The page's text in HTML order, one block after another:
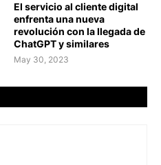
El servicio al cliente digital
enfrenta una nueva
revolución con la llegada de
ChatGPT y similares
May 30, 2023